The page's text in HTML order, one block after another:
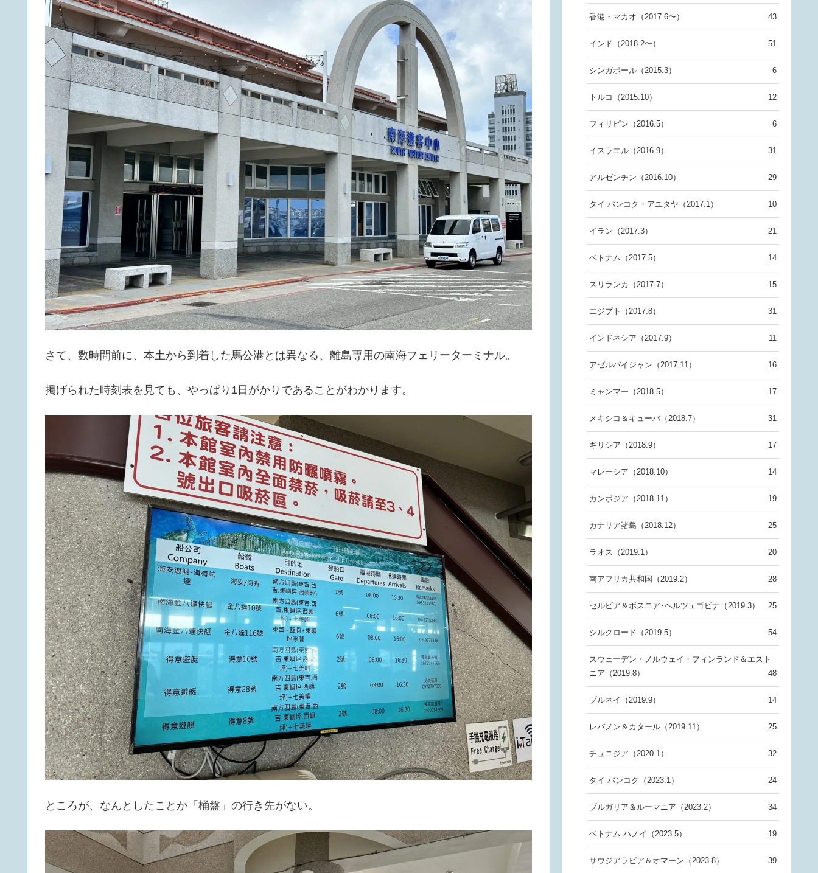
さて、数時間前に、本土から到着した馬公港とは異なる、離島専用の南海フェリーターミナル。
掲げられた時刻表を見ても、やっぱり1日がかりであることがわかります。
ところが、なんとしたことか「桶盤」の行き先がない。
香港・マカオ（2017.6〜） 43
インド（2018.2〜） 51
シンガポール（2015.3） 6
トルコ（2015.10） 12
フィリピン（2016.5） 6
イスラエル（2016.9） 31
アルゼンチン（2016.10） 29
タイ バンコク・アユタヤ（2017.1） 10
イラン（2017.3） 21
ベトナム（2017.5） 14
スリランカ（2017.7） 15
エジプト（2017.8） 31
インドネシア（2017.9） 11
アゼルバイジャン（2017.11） 16
ミャンマー（2018.5） 17
メキシコ＆キューバ（2018.7） 31
ギリシア（2018.9） 17
マレーシア（2018.10） 14
カンボジア（2018.11） 19
カナリア諸島（2018.12） 25
ラオス（2019.1） 20
南アフリカ共和国（2019.2） 28
セルビア＆ボスニア･ヘルツェゴビナ（2019.3） 25
シルクロード（2019.5） 54
スウェーデン・ノルウェイ・フィンランド＆エスト
ニア（2019.8）
48
ブルネイ（2019.9） 14
レバノン＆カタール（2019.11） 25
チュニジア（2020.1） 32
タイ バンコク（2023.1） 24
ブルガリア＆ルーマニア（2023.2） 34
ベトナム ハノイ（2023.5） 19
サウジアラビア＆オマーン（2023.8） 39